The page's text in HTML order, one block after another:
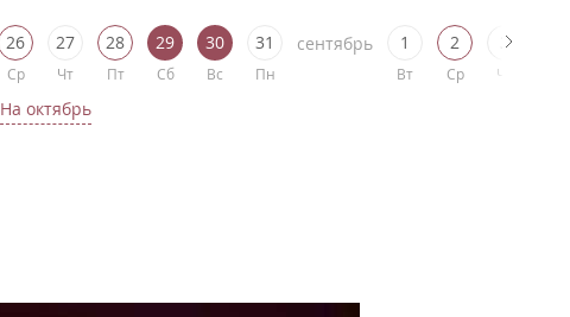
26
Ср
27
Чт
28
Пт
29
Сб
30
Вс
31
Пн
сентябрь 1
Вт
2
Ср
3
Чт
На октябрь